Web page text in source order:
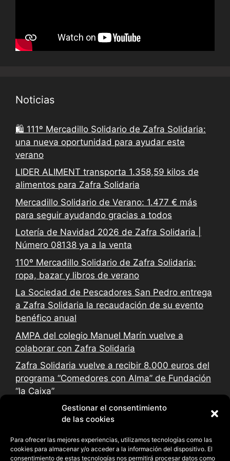
Gestionar el consentimiento
de las cookies
Para ofrecer las mejores experiencias, utilizamos tecnologías como las
cookies para almacenar y/o acceder a la información del dispositivo. El
consentimiento de estas tecnologías nos permitirá procesar datos como
Noticias
🛍️ 111º Mercadillo Solidario de Zafra Solidaria:
una nueva oportunidad para ayudar este
verano
LIDER ALIMENT transporta 1.358,59 kilos de
alimentos para Zafra Solidaria
Mercadillo Solidario de Verano: 1.477 € más
para seguir ayudando gracias a todos
Lotería de Navidad 2026 de Zafra Solidaria |
Número 08138 ya a la venta
110º Mercadillo Solidario de Zafra Solidaria:
ropa, bazar y libros de verano
La Sociedad de Pescadores San Pedro entrega
a Zafra Solidaria la recaudación de su evento
benéfico anual
AMPA del colegio Manuel Marín vuelve a
colaborar con Zafra Solidaria
Zafra Solidaria vuelve a recibir 8.000 euros del
programa “Comedores con Alma” de Fundación
“la Caixa”